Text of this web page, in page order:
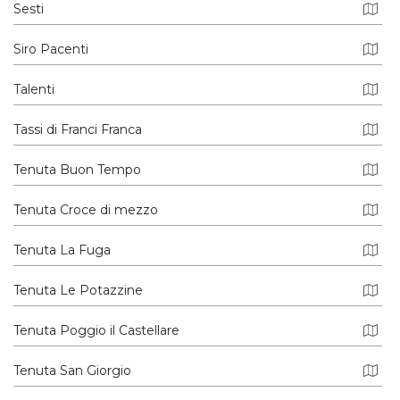
Sesti
Siro Pacenti
Talenti
Tassi di Franci Franca
Tenuta Buon Tempo
Tenuta Croce di mezzo
Tenuta La Fuga
Tenuta Le Potazzine
Tenuta Poggio il Castellare
Tenuta San Giorgio